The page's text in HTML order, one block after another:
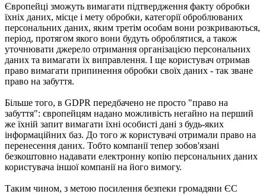
Європейці зможуть вимагати підтвердження факту обробки
їхніх даних, місце і мету обробки, категорії оброблюваних
персональних даних, яким третім особам вони розкриваються,
період, протягом якого вони будуть оброблятися, а також
уточнювати джерело отримання організацією персональних
даних та вимагати їх виправлення. І ще користувач отримав
право вимагати припинення обробки своїх даних - так зване
право на забуття.
Більше того, в GDPR передбачено не просто "право на
забуття": європейцям надано можливість негайно на перший
же їхній запит вимагати їхні особисті дані з будь-яких
інформаційних баз. До того ж користувачі отримали право на
перенесення даних. Тобто компанії тепер зобов'язані
безкоштовно надавати електронну копію персональних даних
користувача іншої компанії на його вимогу.
Таким чином, з метою посилення безпеки громадяни ЄС